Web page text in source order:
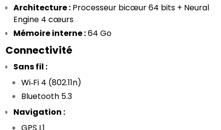
Architecture : Processeur bicœur 64 bits + Neural
Engine 4 cœurs
Mémoire interne : 64 Go
Connectivité
Sans fil :
Wi‑Fi 4 (802.11n)
Bluetooth 5.3
Navigation :